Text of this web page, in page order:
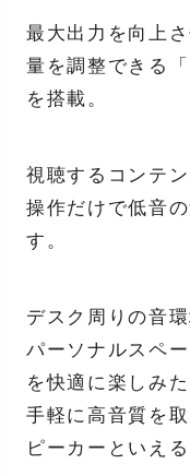
最大出力を向上
量を調整できる
を搭載。
視聴するコンテ
操作だけで低音
す。
デスク周りの音
パーソナルスペ
を快適に楽しみ
手軽に高音質を
ピーカーといえる